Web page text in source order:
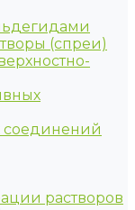
(спреи)
соединений
растворов